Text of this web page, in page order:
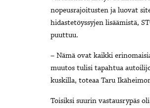
nopeusrajoitusten ja luovat
hidastetöyssyjen lisäämistä,
puuttuu.
– Nämä ovat kaikki
muutos tulisi tapahtua
kuskilla, toteaa Taru
Toisiksi suurin vastausrypäs